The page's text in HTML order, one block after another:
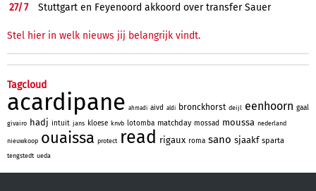
27/7 Stuttgart en Feyenoord akkoord over transfer Sauer
Stel hier in welk nieuws jij belangrijk vindt.
Tagcloud
acardipane ahmadi aivd aldi bronckhorst deijl eenhoorn gaal
givairo hadj intuit jans kloese knvb lotomba matchday mossad moussa nederland
nieuwkoop ouaissa protect read rigaux roma sano sjaakf sparta
tengstedt ueda